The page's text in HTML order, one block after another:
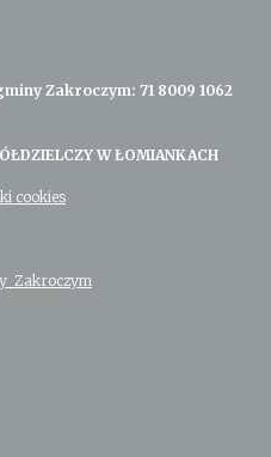
Zakroczym: 71 8009 1062
W ŁOMIANKACH
cookies
Zakroczym